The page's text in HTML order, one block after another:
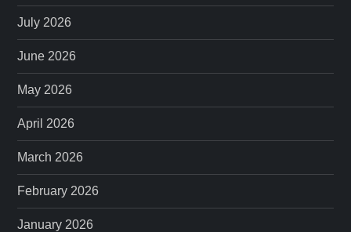
July 2026
June 2026
May 2026
April 2026
March 2026
February 2026
January 2026